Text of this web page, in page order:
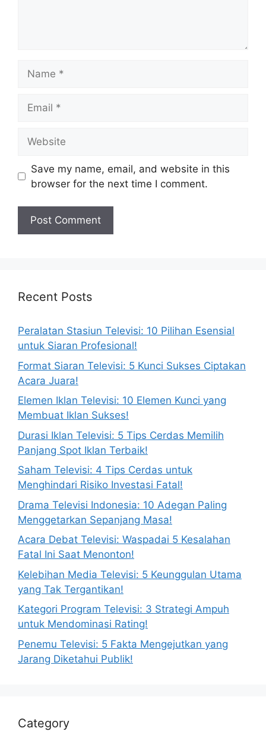
Save my name, email, and website in this
browser for the next time I comment.
Recent Posts
Peralatan Stasiun Televisi: 10 Pilihan Esensial
untuk Siaran Profesional!
Format Siaran Televisi: 5 Kunci Sukses Ciptakan
Acara Juara!
Elemen Iklan Televisi: 10 Elemen Kunci yang
Membuat Iklan Sukses!
Durasi Iklan Televisi: 5 Tips Cerdas Memilih
Panjang Spot Iklan Terbaik!
Saham Televisi: 4 Tips Cerdas untuk
Menghindari Risiko Investasi Fatal!
Drama Televisi Indonesia: 10 Adegan Paling
Menggetarkan Sepanjang Masa!
Acara Debat Televisi: Waspadai 5 Kesalahan
Fatal Ini Saat Menonton!
Kelebihan Media Televisi: 5 Keunggulan Utama
yang Tak Tergantikan!
Kategori Program Televisi: 3 Strategi Ampuh
untuk Mendominasi Rating!
Penemu Televisi: 5 Fakta Mengejutkan yang
Jarang Diketahui Publik!
Category